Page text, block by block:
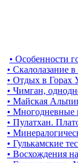
• Особенности
• Скалолазание
• Отдых в Горах
• Чимган,
• Майская
• Многодневные
• Пулатхан.
•
• Гулькамские
• Восхождения